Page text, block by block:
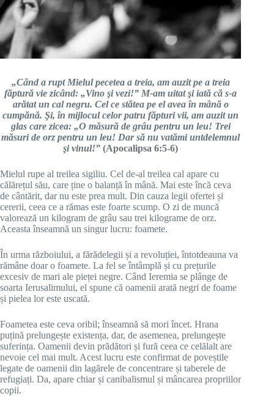
„Când a rupt Mielul pecetea a treia, am auzit pe a treia
făptură vie zicând: „Vino şi vezi!” M-am uitat şi iată că s-a
arătat un cal negru. Cel ce stătea pe el avea în mână o
cumpănă. Şi, în mijlocul celor patru făpturi vii, am auzit un
glas care zicea: „O măsură de grâu pentru un leu! Trei
măsuri de orz pentru un leu! Dar să nu vatămi untdelemnul
şi vinul!” (Apocalipsa 6:5-6)
Mielul rupe al treilea sigiliu. Cel de-al treilea cal apare cu
călărețul său, care ține o balanță în mână. Mai este încă ceva
de cântărit, dar nu este prea mult. Din cauza legii ofertei și
cererii, ceea ce a rămas este foarte scump. O zi de muncă
valorează un kilogram de grâu sau trei kilograme de orz.
Aceasta înseamnă un singur lucru: foamete.
În urma războiului, a fărădelegii și a revoluției, întotdeauna va
rămâne doar o foamete. La fel se întâmplă și cu prețurile
excesiv de mari ale pieței negre. Când Ieremia se plânge de
soarta Ierusalimului, el spune că oamenii arată negri de foame
și pielea lor este uscată.
Foametea este ceva oribil; înseamnă să mori încet. Hrana
puțină prelungește existența, dar, de asemenea, prelungește
suferința. Oamenii devin prădători și fură ceea ce celălalt are
nevoie cel mai mult. Acest lucru este confirmat de poveștile
legate de oamenii din lagărele de concentrare și taberele de
refugiați. Da, apare chiar și canibalismul și mâncarea propriilor
copii.